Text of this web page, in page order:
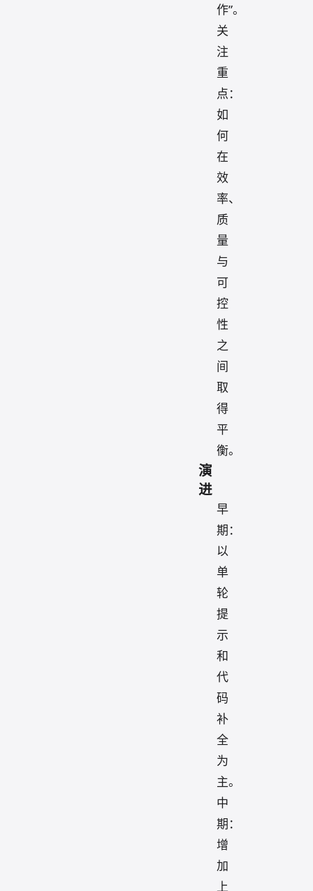
作”。
关
注
重
点：
如
何
在
效
率、
质
量
与
可
控
性
之
间
取
得
平
衡。
演
进
早
期：
以
单
轮
提
示
和
代
码
补
全
为
主。
中
期：
增
加
上